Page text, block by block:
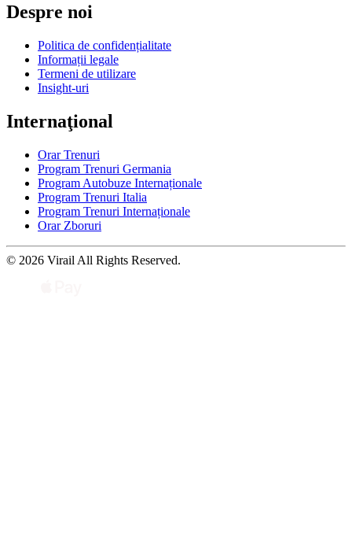
Despre noi
Politica de confidențialitate
Informații legale
Termeni de utilizare
Insight-uri
Internaţional
Orar Trenuri
Program Trenuri Germania
Program Autobuze Internaționale
Program Trenuri Italia
Program Trenuri Internaționale
Orar Zboruri
© 2026 Virail All Rights Reserved.